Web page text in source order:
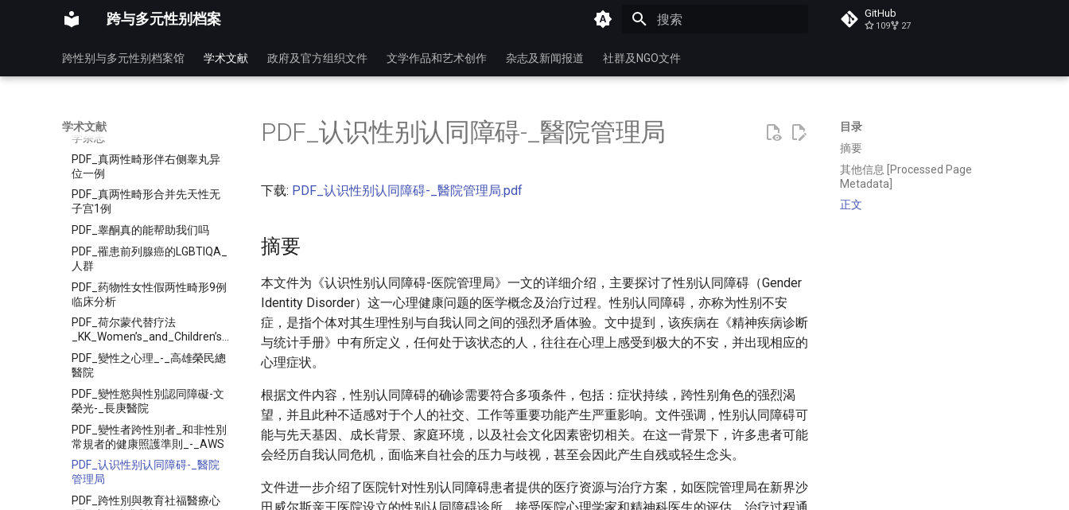
跨与多元性别档案 GitHub
109 27
跨性别与多元性别档案馆 学术文献 政府及官方组织文件 文学作品和艺术创作 杂志及新闻报道 社群及NGO文件
学术文献
学术研讨会_-_WPATH
PDF_性別意識與醫療現場
PDF_性别发育异常的评估诊断
和治疗研究进展_-_SciEngine
PDF_真两性畸形1例_-_协和医
学杂志
PDF_真两性畸形伴右侧睾丸异
位一例
PDF_真两性畸形合并先天性无
子宫1例
PDF_睾酮真的能帮助我们吗
PDF_罹患前列腺癌的LGBTIQA_
人群
PDF_药物性女性假两性畸形9例
临床分析
PDF_荷尔蒙代替疗法
_KK_Women’s_and_Children’s_Hospital
PDF_變性之心理_-_高雄榮民總
醫院
PDF_變性慾與性別認同障礙-文
榮光-_長庚醫院
PDF_變性者跨性別者_和非性別
常規者的健康照護準則_-_AWS
PDF_认识性别认同障碍-_醫院
管理局
PDF_跨性別與教育社福醫療心
目录
摘要
其他信息 [Processed Page
Metadata]
正文
PDF_认识性别认同障碍-_醫院管理局
下载: PDF_认识性别认同障碍-_醫院管理局.pdf
摘要
本文件为《认识性别认同障碍-医院管理局》一文的详细介绍，主要探讨了性别认同障碍（Gender
Identity Disorder）这一心理健康问题的医学概念及治疗过程。性别认同障碍，亦称为性别不安
症，是指个体对其生理性别与自我认同之间的强烈矛盾体验。文中提到，该疾病在《精神疾病诊断
与统计手册》中有所定义，任何处于该状态的人，往往在心理上感受到极大的不安，并出现相应的
心理症状。
根据文件内容，性别认同障碍的确诊需要符合多项条件，包括：症状持续，跨性别角色的强烈渴
望，并且此种不适感对于个人的社交、工作等重要功能产生严重影响。文件强调，性别认同障碍可
能与先天基因、成长背景、家庭环境，以及社会文化因素密切相关。在这一背景下，许多患者可能
会经历自我认同危机，面临来自社会的压力与歧视，甚至会因此产生自残或轻生念头。
文件进一步介绍了医院针对性别认同障碍患者提供的医疗资源与治疗方案，如医院管理局在新界沙